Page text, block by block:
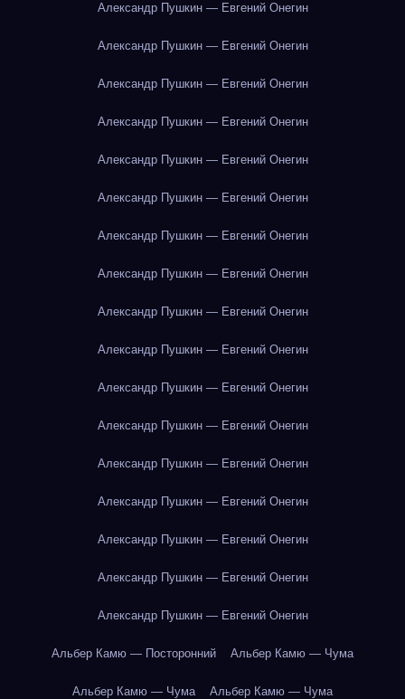
Александр Пушкин — Евгений Онегин
Александр Пушкин — Евгений Онегин
Александр Пушкин — Евгений Онегин
Александр Пушкин — Евгений Онегин
Александр Пушкин — Евгений Онегин
Александр Пушкин — Евгений Онегин
Александр Пушкин — Евгений Онегин
Александр Пушкин — Евгений Онегин
Александр Пушкин — Евгений Онегин
Александр Пушкин — Евгений Онегин
Александр Пушкин — Евгений Онегин
Александр Пушкин — Евгений Онегин
Александр Пушкин — Евгений Онегин
Александр Пушкин — Евгений Онегин
Александр Пушкин — Евгений Онегин
Александр Пушкин — Евгений Онегин
Александр Пушкин — Евгений Онегин
Альбер Камю — Посторонний Альбер Камю — Чума
Альбер Камю — Чума Альбер Камю — Чума